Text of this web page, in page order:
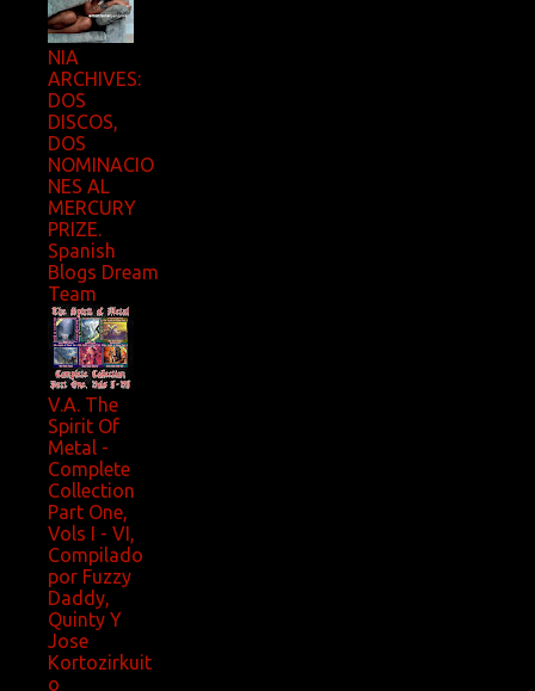
NIA
ARCHIVES:
DOS
DISCOS,
DOS
NOMINACIO
NES AL
MERCURY
PRIZE.
Spanish
Blogs Dream
Team
V.A. The
Spirit Of
Metal -
Complete
Collection
Part One,
Vols I - VI,
Compilado
por Fuzzy
Daddy,
Quinty Y
Jose
Kortozirkuit
o